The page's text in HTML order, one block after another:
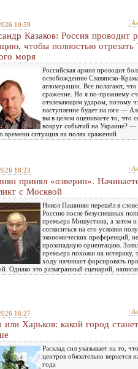
10:59
Казаков: Россия проводит
чтобы полностью отрезать
моря
Российская армия проводит
освобождению Славянско-
агломерации. Все полагают, что
сражение. Но я по-прежнему
отвлекающим ударом, потому
наступление будет на юге —
вы в целом оцениваете то, что
вокруг событий на Украине?
времени ситуация на полях сражений
18:23
принял «озверин».
с Москвой
Никол Пашинян перешёл в
Россию после безуспешных
премьера Мишустина, а затем
согласиться на его условия
экономических преференций,
прозападную ориентацию.
премьера похожи на истерику,
ходу начинает форсировать
Однако это разыгранный сценарий,
16:27
Харьков: какой город
Расклад сил указывает на то,
центров обязательно вернется
года